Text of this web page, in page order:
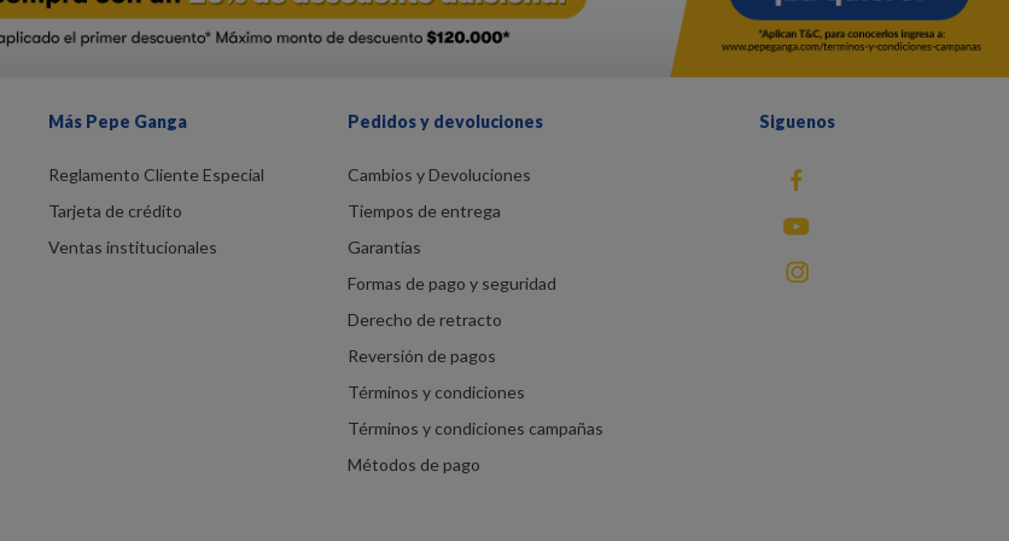
Más Pepe Ganga
Reglamento Cliente Especial
Tarjeta de crédito
Ventas institucionales
Pedidos y devoluciones
Cambios y Devoluciones
Tiempos de entrega
Garantías
Formas de pago y seguridad
Derecho de retracto
Reversión de pagos
Términos y condiciones
Términos y condiciones campañas
Métodos de pago
Siguenos
fb
You Tube
instagram